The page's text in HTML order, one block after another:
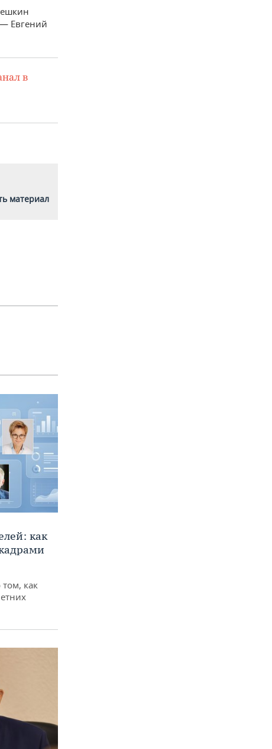
— Евгений
в
материал
как
как